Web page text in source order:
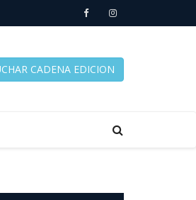
CADENA EDICION